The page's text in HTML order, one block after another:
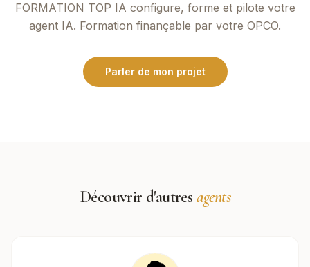
FORMATION TOP IA configure, forme et pilote votre
agent IA. Formation finançable par votre OPCO.
Parler de mon projet
Découvrir d'autres agents